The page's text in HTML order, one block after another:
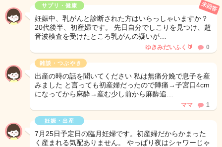
サプリ・健康
妊娠中、乳がんと診断された方はいらっしゃいますか？
20代後半、初産婦です。 先日自分でしこりを見つけ、超
音波検査を受けたところ乳がんの疑いが…
未回答
ゆきみだいふく🔰 0
雑談・つぶやき
出産の時の話を聞いてください 私は無痛分娩で息子を産
みました と言っても初産婦だったので陣痛→子宮口4cm
になってから麻酔→産む少し前から麻酔追…
ママ 1
妊娠・出産
7月25日予定日の臨月妊婦です。初産婦だからかまった
く産まれる気配ありません。 やっぱり夜はシャワーじゃ